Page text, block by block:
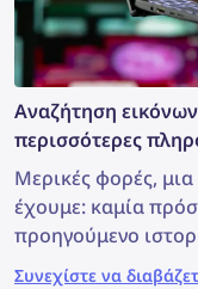
Αναζήτηση
περισσότερες
Μερικές φορές, μια
έχουμε: καμία
προηγούμενο
καταγραφή. Είναι
Συνεχίστε να